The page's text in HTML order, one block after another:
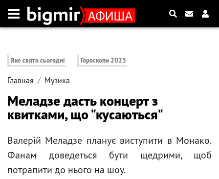
Яке свято сьогодні Гороскопи 2025
Главная Музика
Меладзе дасть концерт з
квитками, що "кусаються"
Валерій Меладзе планує виступити в Монако.
Фанам доведеться бути щедрими, щоб
потрапити до нього на шоу.